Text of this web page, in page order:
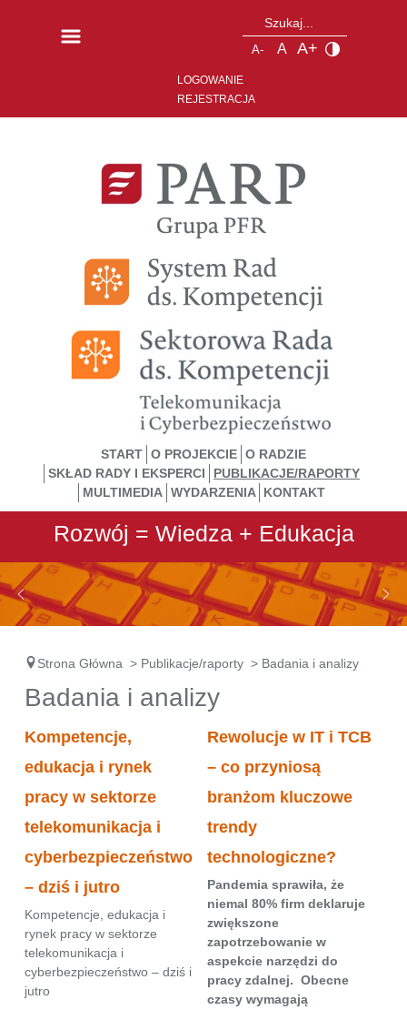
A- A A+
LOGOWANIE
REJESTRACJA
START O PROJEKCIE O RADZIE
SKŁAD RADY I EKSPERCI
PUBLIKACJE/RAPORTY
MULTIMEDIA WYDARZENIA KONTAKT
Rozwój = Wiedza + Edukacja
Strona Główna > Publikacje/raporty > Badania i analizy
Badania i analizy
Kompetencje,
edukacja i rynek
pracy w sektorze
telekomunikacja i
cyberbezpieczeństwo
– dziś i jutro
Kompetencje, edukacja i
rynek pracy w sektorze
telekomunikacja i
cyberbezpieczeństwo – dziś i
jutro
Rewolucje w IT i TCB
– co przyniosą
branżom kluczowe
trendy
technologiczne?
Pandemia sprawiła, że
niemal 80% firm deklaruje
zwiększone
zapotrzebowanie w
aspekcie narzędzi do
pracy zdalnej. Obecne
czasy wymagają